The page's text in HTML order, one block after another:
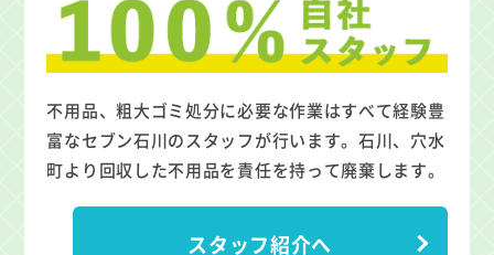
不用品、粗大ゴミ処分に必要な作業はすべて経験豊
富なセブン石川のスタッフが行います。石川、穴水
町より回収した不用品を責任を持って廃棄します。
スタッフ紹介へ